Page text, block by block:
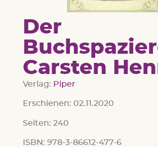
Der
Carsten
Verlag: Piper
Erschienen: 02.11.2020
Seiten: 240
ISBN: 978-3-86612-477-6